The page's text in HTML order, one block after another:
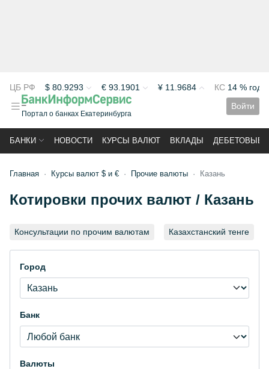
Портал о банках Екатеринбурга
ЦБ РФ $ 80.9293 € 93.1901 ¥ 11.9684 КС 14 % год
Войти
БАНКИ НОВОСТИ КУРСЫ ВАЛЮТ ВКЛАДЫ ДЕБЕТОВЫЕ
Главная Курсы валют $ и € Прочие валюты Казань
Котировки прочих валют / Казань
Консультации по прочим валютам Казахстанский тенге
Город
Банк
Валюты